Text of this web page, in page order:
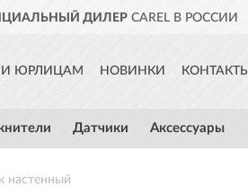
ДИЛЕРCAREL В РОССИИ
ЮРЛИЦАМ НОВИНКИ КОНТАКТЫ
Датчики Аксессуары
настенный